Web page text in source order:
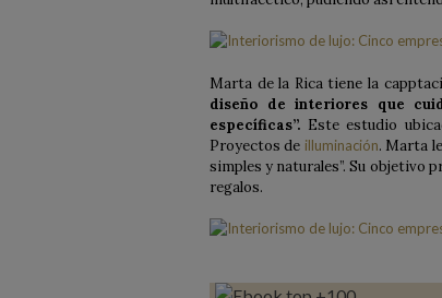
Marta de la Rica tiene la
diseño de interiores que
específicas”. Este estudio
Proyectos de illuminación. Marta
simples y naturales”. Su objetivo
regalos.